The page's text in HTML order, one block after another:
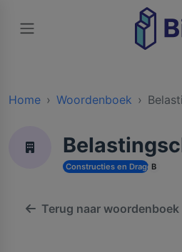
Home Woordenboek
Constructies en Dragende
B
Terug naar woordenboek